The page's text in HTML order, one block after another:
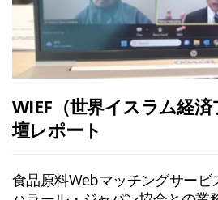
WIEF（世界イスラム経
壇レポート
食品原料Webマッチングサービ